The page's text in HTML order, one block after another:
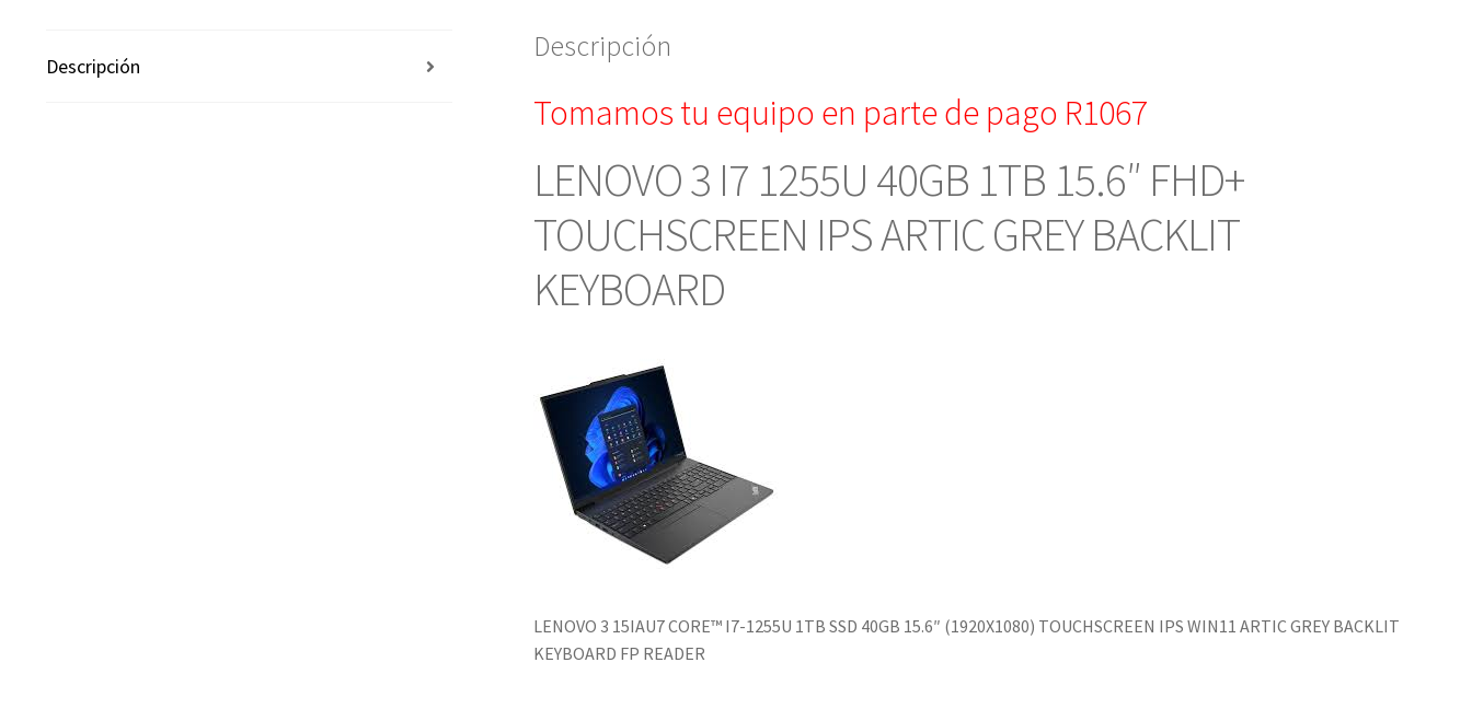
Descripción
Descripción
Tomamos tu equipo en parte de pago R1067
LENOVO 3 I7 1255U 40GB 1TB 15.6″ FHD+
TOUCHSCREEN IPS ARTIC GREY BACKLIT
KEYBOARD
LENOVO 3 15IAU7 CORE™️ I7-1255U 1TB SSD 40GB 15.6″ (1920X1080) TOUCHSCREEN IPS WIN11 ARTIC GREY BACKLIT
KEYBOARD FP READER